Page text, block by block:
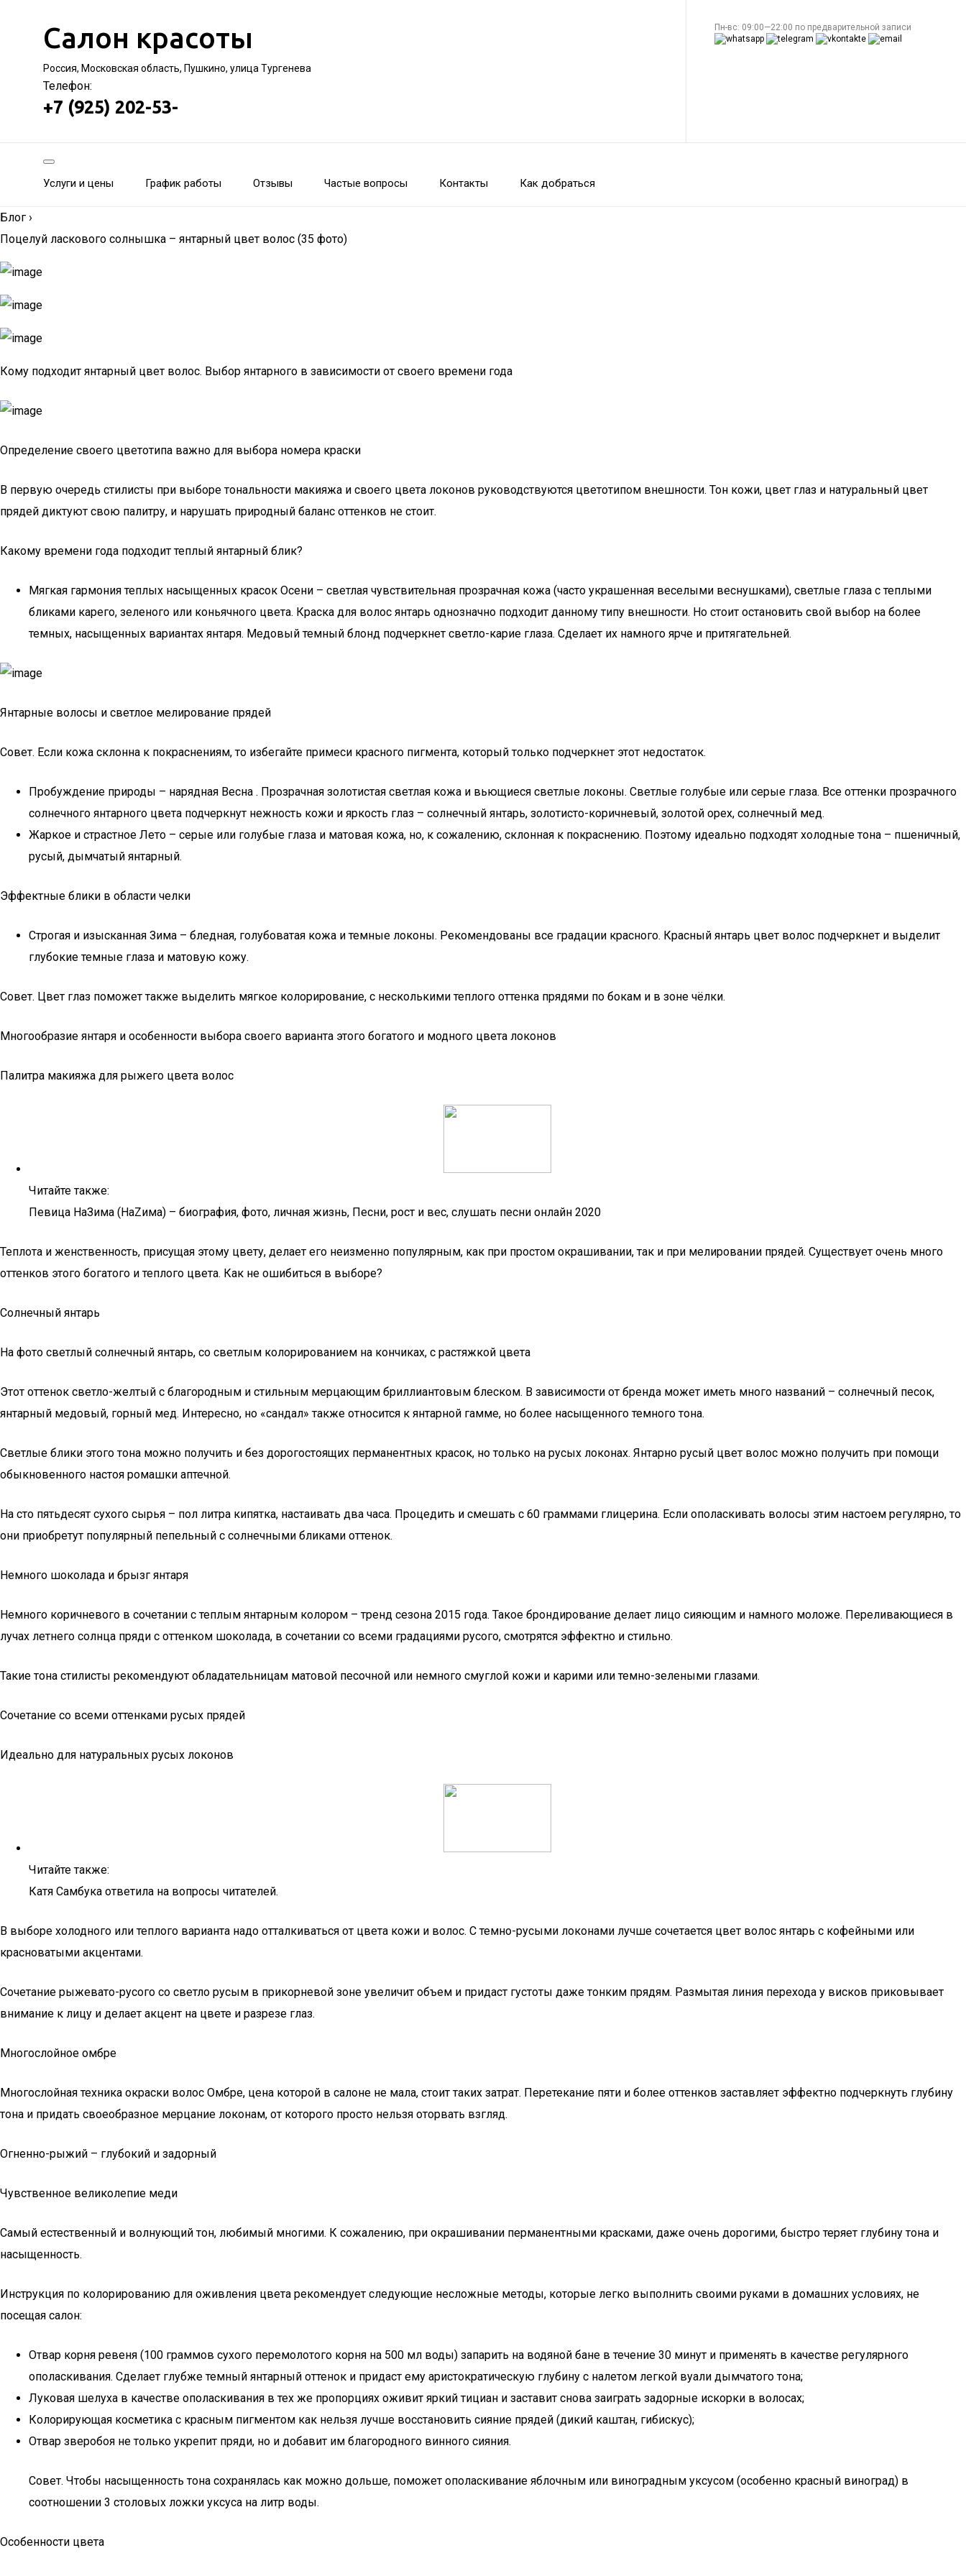
Салон красоты
Россия, Московская область, Пушкино, улица Тургенева
Телефон:
+7 (925) 202-53-
Пн-вс: 09:00—22:00 по предварительной записи
Услуги и цены График работы Отзывы Частые вопросы Контакты Как добраться
Блог ›
Поцелуй ласкового солнышка – янтарный цвет волос (35 фото)
Кому подходит янтарный цвет волос. Выбор янтарного в зависимости от своего времени года
Определение своего цветотипа важно для выбора номера краски
В первую очередь стилисты при выборе тональности макияжа и своего цвета локонов руководствуются цветотипом внешности. Тон кожи, цвет глаз и натуральный цвет
прядей диктуют свою палитру, и нарушать природный баланс оттенков не стоит.
Какому времени года подходит теплый янтарный блик?
Мягкая гармония теплых насыщенных красок Осени – светлая чувствительная прозрачная кожа (часто украшенная веселыми веснушками), светлые глаза с теплыми
бликами карего, зеленого или коньячного цвета. Краска для волос янтарь однозначно подходит данному типу внешности. Но стоит остановить свой выбор на более
темных, насыщенных вариантах янтаря. Медовый темный блонд подчеркнет светло-карие глаза. Сделает их намного ярче и притягательней.
Янтарные волосы и светлое мелирование прядей
Совет. Если кожа склонна к покраснениям, то избегайте примеси красного пигмента, который только подчеркнет этот недостаток.
Пробуждение природы – нарядная Весна . Прозрачная золотистая светлая кожа и вьющиеся светлые локоны. Светлые голубые или серые глаза. Все оттенки прозрачного
солнечного янтарного цвета подчеркнут нежность кожи и яркость глаз – солнечный янтарь, золотисто-коричневый, золотой орех, солнечный мед.
Жаркое и страстное Лето – серые или голубые глаза и матовая кожа, но, к сожалению, склонная к покраснению. Поэтому идеально подходят холодные тона – пшеничный,
русый, дымчатый янтарный.
Эффектные блики в области челки
Строгая и изысканная Зима – бледная, голубоватая кожа и темные локоны. Рекомендованы все градации красного. Красный янтарь цвет волос подчеркнет и выделит
глубокие темные глаза и матовую кожу.
Совет. Цвет глаз поможет также выделить мягкое колорирование, с несколькими теплого оттенка прядями по бокам и в зоне чёлки.
Многообразие янтаря и особенности выбора своего варианта этого богатого и модного цвета локонов
Палитра макияжа для рыжего цвета волос
Читайте также:
Певица НаЗима (НаZима) – биография, фото, личная жизнь, Песни, рост и вес, слушать песни онлайн 2020
Теплота и женственность, присущая этому цвету, делает его неизменно популярным, как при простом окрашивании, так и при мелировании прядей. Существует очень много
оттенков этого богатого и теплого цвета. Как не ошибиться в выборе?
Солнечный янтарь
На фото светлый солнечный янтарь, со светлым колорированием на кончиках, с растяжкой цвета
Этот оттенок светло-желтый с благородным и стильным мерцающим бриллиантовым блеском. В зависимости от бренда может иметь много названий – солнечный песок,
янтарный медовый, горный мед. Интересно, но «сандал» также относится к янтарной гамме, но более насыщенного темного тона.
Светлые блики этого тона можно получить и без дорогостоящих перманентных красок, но только на русых локонах. Янтарно русый цвет волос можно получить при помощи
обыкновенного настоя ромашки аптечной.
На сто пятьдесят сухого сырья – пол литра кипятка, настаивать два часа. Процедить и смешать с 60 граммами глицерина. Если ополаскивать волосы этим настоем регулярно, то
они приобретут популярный пепельный с солнечными бликами оттенок.
Немного шоколада и брызг янтаря
Немного коричневого в сочетании с теплым янтарным колором – тренд сезона 2015 года. Такое брондирование делает лицо сияющим и намного моложе. Переливающиеся в
лучах летнего солнца пряди с оттенком шоколада, в сочетании со всеми градациями русого, смотрятся эффектно и стильно.
Такие тона стилисты рекомендуют обладательницам матовой песочной или немного смуглой кожи и карими или темно-зелеными глазами.
Сочетание со всеми оттенками русых прядей
Идеально для натуральных русых локонов
Читайте также:
Катя Самбука ответила на вопросы читателей.
В выборе холодного или теплого варианта надо отталкиваться от цвета кожи и волос. С темно-русыми локонами лучше сочетается цвет волос янтарь с кофейными или
красноватыми акцентами.
Сочетание рыжевато-русого со светло русым в прикорневой зоне увеличит объем и придаст густоты даже тонким прядям. Размытая линия перехода у висков приковывает
внимание к лицу и делает акцент на цвете и разрезе глаз.
Многослойное омбре
Многослойная техника окраски волос Омбре, цена которой в салоне не мала, стоит таких затрат. Перетекание пяти и более оттенков заставляет эффектно подчеркнуть глубину
тона и придать своеобразное мерцание локонам, от которого просто нельзя оторвать взгляд.
Огненно-рыжий – глубокий и задорный
Чувственное великолепие меди
Самый естественный и волнующий тон, любимый многими. К сожалению, при окрашивании перманентными красками, даже очень дорогими, быстро теряет глубину тона и
насыщенность.
Инструкция по колорированию для оживления цвета рекомендует следующие несложные методы, которые легко выполнить своими руками в домашних условиях, не
посещая салон:
Отвар корня ревеня (100 граммов сухого перемолотого корня на 500 мл воды) запарить на водяной бане в течение 30 минут и применять в качестве регулярного
ополаскивания. Сделает глубже темный янтарный оттенок и придаст ему аристократическую глубину с налетом легкой вуали дымчатого тона;
Луковая шелуха в качестве ополаскивания в тех же пропорциях оживит яркий тициан и заставит снова заиграть задорные искорки в волосах;
Колорирующая косметика с красным пигментом как нельзя лучше восстановить сияние прядей (дикий каштан, гибискус);
Отвар зверобоя не только укрепит пряди, но и добавит им благородного винного сияния.
Совет. Чтобы насыщенность тона сохранялась как можно дольше, поможет ополаскивание яблочным или виноградным уксусом (особенно красный виноград) в
соотношении 3 столовых ложки уксуса на литр воды.
Особенности цвета